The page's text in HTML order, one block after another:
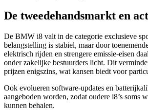
De tweedehandsmarkt en
De BMW i8 valt in de categorie exclusieve
belangstelling is stabiel, maar door
elektrisch rijden en strengere emissie-eisen
onder zakelijke bestuurders licht. Dit
prijzen enigszins, wat kansen biedt voor
Ook evolueren software-updates en
aangeboden worden, zodat oudere i8’s soms
kunnen behalen.